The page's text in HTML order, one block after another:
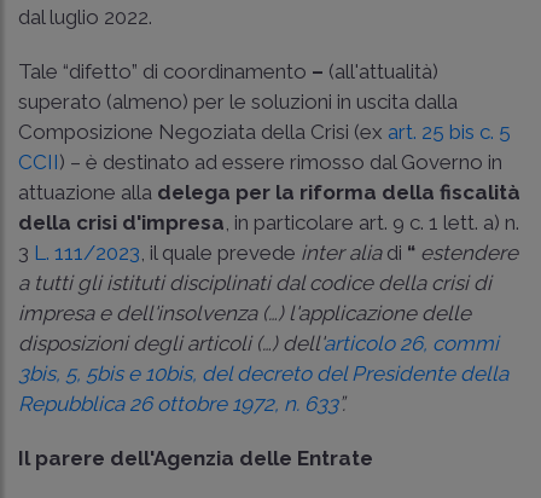
dal luglio 2022.
Tale “difetto” di coordinamento – (all'attualità)
superato (almeno) per le soluzioni in uscita dalla
Composizione Negoziata della Crisi (ex art. 25 bis c. 5
CCII) – è destinato ad essere rimosso dal Governo in
attuazione alla delega per la riforma della fiscalità
della crisi d'impresa , in particolare art. 9 c. 1 lett. a) n.
3 L. 111/2023 , il quale prevede inter aliadi “ estendere
a tutti gli istituti disciplinati dal codice della crisi di
impresa e dell'insolvenza (…) l'applicazione delle
disposizioni degli articoli (…) dell'articolo 26, commi
3bis, 5, 5bis e 10bis, del decreto del Presidente della
Repubblica 26 ottobre 1972, n. 633”.
Il parere dell'Agenzia delle Entrate